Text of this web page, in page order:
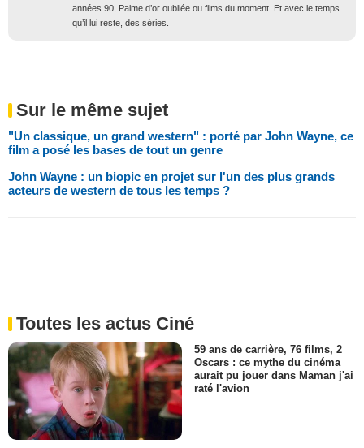
années 90, Palme d’or oubliée ou films du moment. Et avec le temps
qu’il lui reste, des séries.
Sur le même sujet
"Un classique, un grand western" : porté par John Wayne, ce
film a posé les bases de tout un genre
John Wayne : un biopic en projet sur l'un des plus grands
acteurs de western de tous les temps ?
Toutes les actus Ciné
59 ans de carrière, 76 films, 2
Oscars : ce mythe du cinéma
aurait pu jouer dans Maman j'ai
raté l'avion